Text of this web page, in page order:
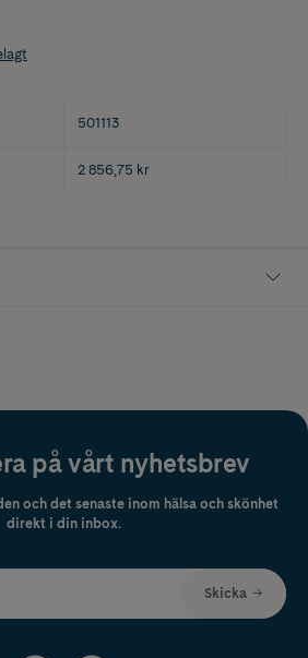
501113
2 856,75 kr
på vårt nyhetsbrev
och det senaste inom hälsa och skönhet
direkt i din inbox.
Skicka